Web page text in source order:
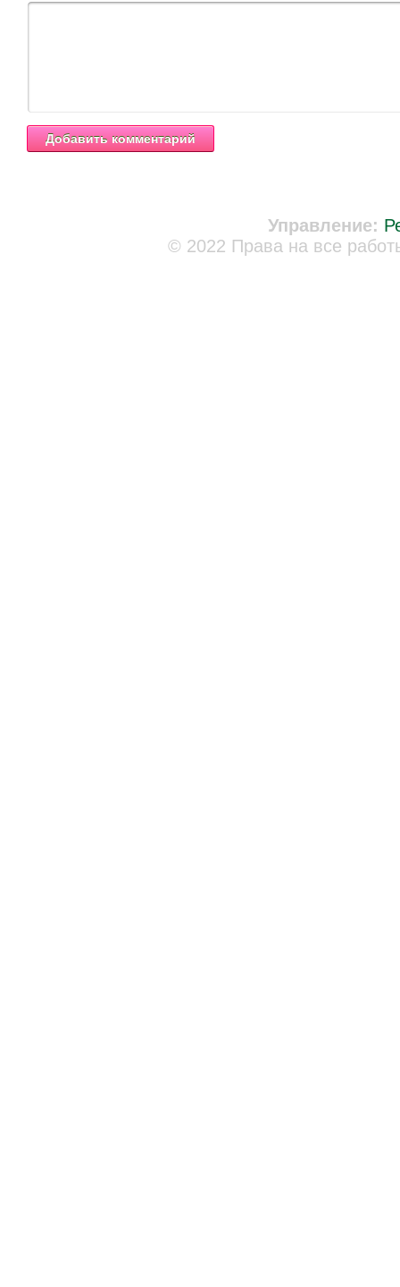
Управление:
© 2022 Права на все